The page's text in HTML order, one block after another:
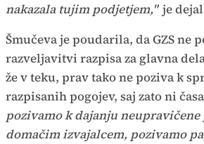
nakazala tujim podjetjem," je
Šmučeva je poudarila, da GZS ne
razveljavitvi razpisa za glavna
že v teku, prav tako ne poziva k
razpisanih pogojev, saj zato ni
pozivamo k dajanju
domačim izvajalcem, pozivamo